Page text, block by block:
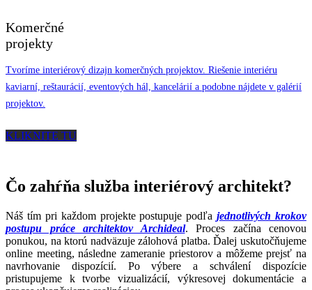
Komerčné
projekty
Tvoríme interiérový dizajn komerčných projektov. Riešenie interiéru
kaviarní, reštaurácií, eventových hál, kancelárií a podobne nájdete v galérií
projektov.
KLIKNITE TU
Čo zahŕňa služba interiérový architekt?
Náš tím pri každom projekte postupuje podľajednotlivých krokov
postupu práce architektov Archideal. Proces začína cenovou
ponukou, na ktorú nadväzuje zálohová platba. Ďalej uskutočňujeme
online meeting, následne zameranie priestorov a môžeme prejsť na
navrhovanie dispozícií. Po výbere a schválení dispozície
pristupujeme k tvorbe vizualizácií, výkresovej dokumentácie a